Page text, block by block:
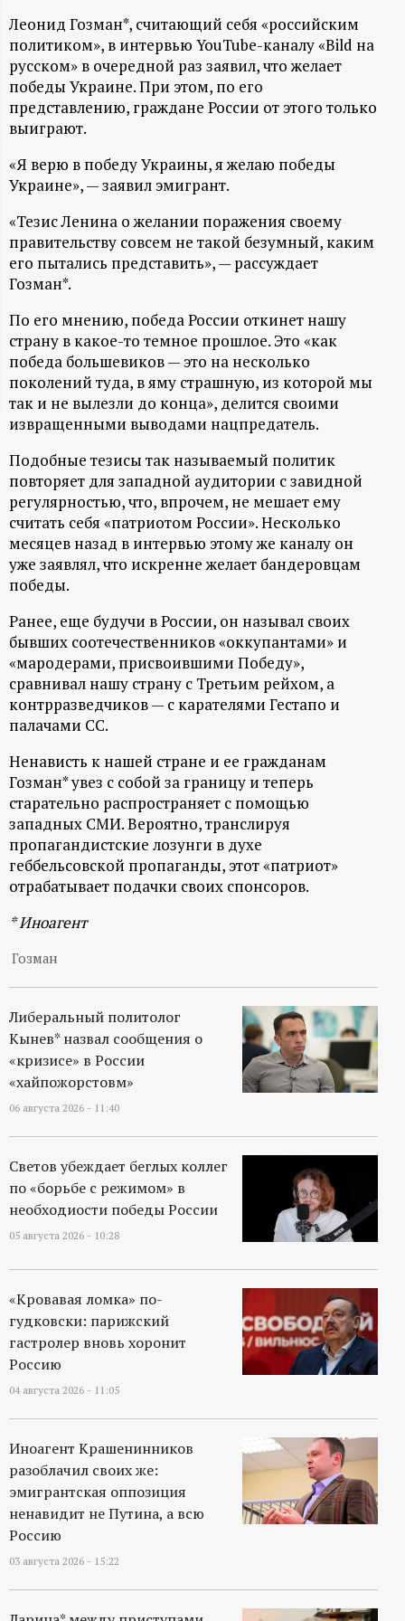
Н
-
и
н
ф
о
м
а
ц
и
о
н
н
ы
й
п
о
р
т
а
л
Леонид Гозман*, считающий себя «российским
политиком», в интервью YouTube-каналу «Bild на
русском» в очередной раз заявил, что желает
победы Украине. При этом, по его
представлению, граждане России от этого только
выиграют.
«Я верю в победу Украины, я желаю победы
Украине», — заявил эмигрант.
«Тезис Ленина о желании поражения своему
правительству совсем не такой безумный, каким
его пытались представить», — рассуждает
Гозман*.
По его мнению, победа России откинет нашу
страну в какое-то темное прошлое. Это «как
победа большевиков — это на несколько
поколений туда, в яму страшную, из которой мы
так и не вылезли до конца», делится своими
извращенными выводами нацпредатель.
Подобные тезисы так называемый политик
повторяет для западной аудитории с завидной
регулярностью, что, впрочем, не мешает ему
считать себя «патриотом России». Несколько
месяцев назад в интервью этому же каналу он
уже заявлял, что искренне желает бандеровцам
победы.
Ранее, еще будучи в России, он называл своих
бывших соотечественников «оккупантами» и
«мародерами, присвоившими Победу»,
сравнивал нашу страну с Третьим рейхом, а
контрразведчиков — с карателями Гестапо и
палачами СС.
Ненависть к нашей стране и ее гражданам
Гозман* увез с собой за границу и теперь
старательно распространяет с помощью
западных СМИ. Вероятно, транслируя
пропагандистские лозунги в духе
геббельсовской пропаганды, этот «патриот»
отрабатывает подачки своих спонсоров.
* Иноагент
Гозман
Либеральный политолог
Кынев* назвал сообщения о
«кризисе» в России
«хайпожорстовм»
06 августа 2026 - 11:40
Светов убеждает беглых коллег
по «борьбе с режимом» в
необходиости победы России
05 августа 2026 - 10:28
«Кровавая ломка» по-
гудковски: парижский
гастролер вновь хоронит
Россию
04 августа 2026 - 11:05
Иноагент Крашенинников
разоблачил своих же:
эмигрантская оппозиция
ненавидит не Путина, а всю
Россию
03 августа 2026 - 15:22